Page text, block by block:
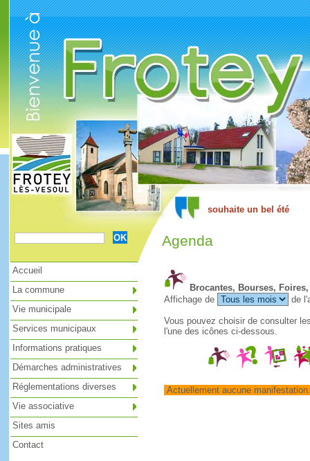
Agenda
Brocantes, Bourses,
Affichage de
de
Vous pouvez choisir de consulter
l'une des icônes ci-dessous.
Actuellement aucune
Accueil
La commune
Vie municipale
Services municipaux
Informations pratiques
Démarches administratives
Réglementations diverses
Vie associative
Sites amis
Contact
Cookies management panel